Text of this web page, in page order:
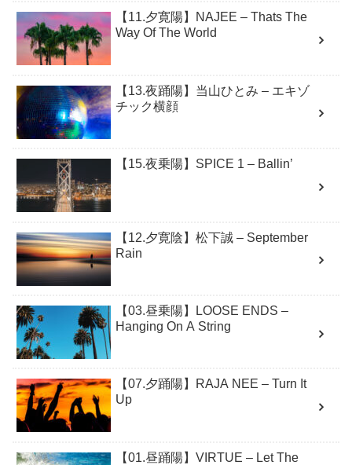
【11.夕寛陽】NAJEE – Thats The
Way Of The World
【13.夜踊陽】当山ひとみ – エキゾ
チック横顔
【15.夜乗陽】SPICE 1 – Ballin’
【12.夕寛陰】松下誠 – September
Rain
【03.昼乗陽】LOOSE ENDS –
Hanging On A String
【07.夕踊陽】RAJA NEE – Turn It
Up
【01.昼踊陽】VIRTUE – Let The